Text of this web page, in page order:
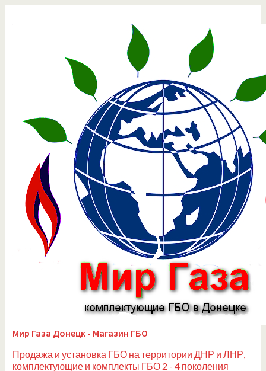
Мир Газа Донецк - Магазин ГБО
Продажа и установка ГБО на территории ДНР и ЛНР,
комплектующие и комплекты ГБО 2 - 4 поколения